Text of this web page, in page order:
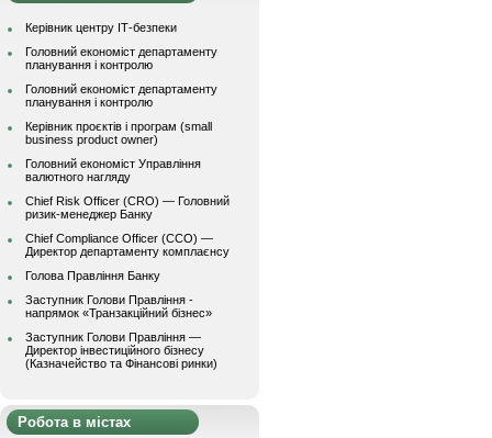
Керівник центру ІТ-безпеки
Головний економіст департаменту
планування і контролю
Головний економіст департаменту
планування і контролю
Керівник проєктів і програм (small
business product owner)
Головний економіст Управління
валютного нагляду
Chief Risk Officer (CRO) — Головний
ризик-менеджер Банку
Chief Compliance Officer (CCO) —
Директор департаменту комплаєнсу
Голова Правління Банку
Заступник Голови Правління -
напрямок «Транзакційний бізнес»
Заступник Голови Правління —
Директор інвестиційного бізнесу
(Казначейство та Фінансові ринки)
Робота в містах